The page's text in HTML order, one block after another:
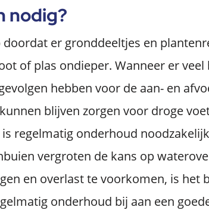
nodig?
er gronddeeltjes en
of plas ondieper. Wanneer er
hebben voor de aan- en
blijven zorgen voor droge
regelmatig onderhoud
vergroten de kans op
en overlast te voorkomen, is het
onderhoud bij aan een